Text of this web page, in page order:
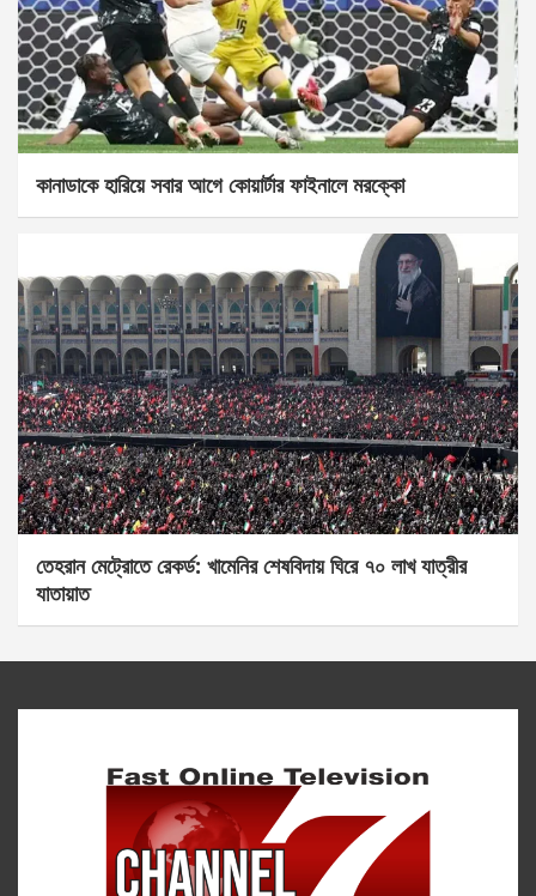
কানাডাকে হারিয়ে সবার আগে কোয়ার্টার ফাইনালে মরক্কো
তেহরান মেট্রোতে রেকর্ড: খামেনির শেষবিদায় ঘিরে ৭০ লাখ যাত্রীর
যাতায়াত